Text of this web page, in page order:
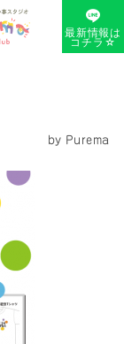
最新情報は
コチラ☆
by Purema